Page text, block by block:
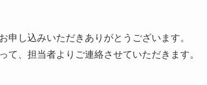
お申し込みいただきありがとうございます。
て、担当者よりご連絡させていただきます。